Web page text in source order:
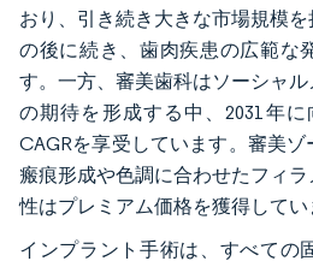
おり、引き続き大きな市場規模
の後に続き、歯肉疾患の広範な
す。一方、審美歯科はソーシャ
の期待を形成する中、2031年に
CAGRを享受しています。審美
瘢痕形成や色調に合わせたフィ
性はプレミアム価格を獲得してい
インプラント手術は、すべての